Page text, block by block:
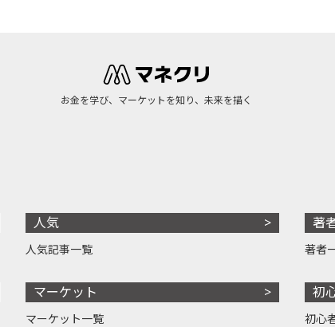
お金を学び、マーケットを知り、未来を描く
人気
人気記事一覧
マーケット
マーケット一覧
著
著者
初
初心